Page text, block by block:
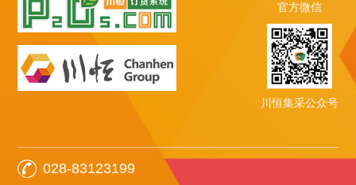
官方微信
川恒集采公众号
028-83123199